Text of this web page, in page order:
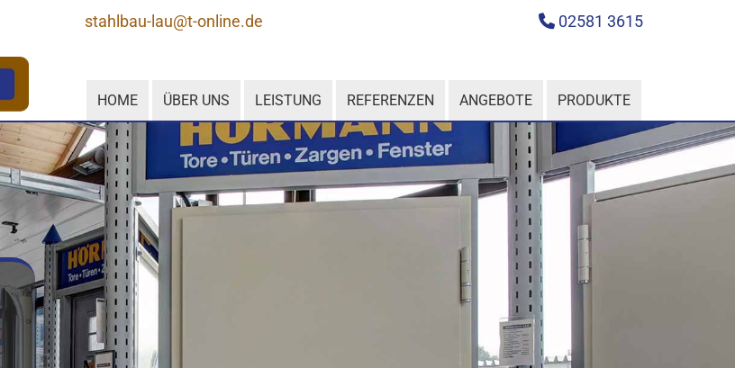
stahlbau-lau@t-online.de  02581 3615
HOME ÜBER UNS LEISTUNG REFERENZEN ANGEBOTE PRODUKTE